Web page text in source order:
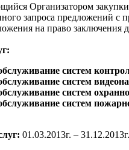
Организатором
запроса предложений
на право заключения
систем
систем
систем
систем
01.03.2013г. – 31.12.2013г.